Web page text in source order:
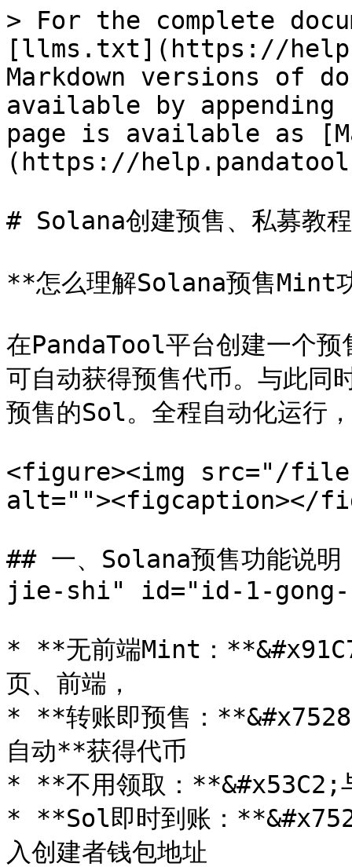
> For the complete
[llms.txt](https://
Markdown versions of
available by
page is available as
(https://
# Solana创建预售、私募教程
**怎么理解Solana预售Mint
在PandaTool平台创建一个预
可自动获得预售代币。与此同
预售的Sol。全程自动化运行
<figure><img src="/files/
alt=""><figcaption></
## 一、Solana预售功能
jie-shi" id="id-1-gong-
* **无前端Mint：
页、前端，
* **转账即预售：
自动**获得代币
* **不用领取：**&#x53C2;
* **Sol即时到账：
入创建者钱包地址